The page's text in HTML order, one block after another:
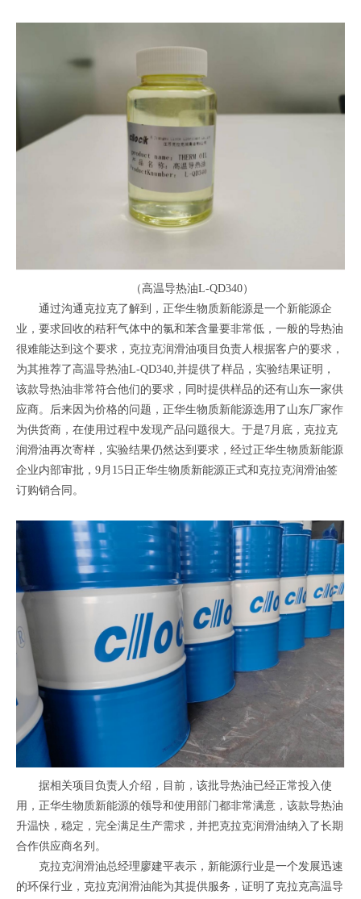
（高温导热油L-QD340）
通过沟通克拉克了解到，正华生物质新能源是一个新能源企
业，要求回收的秸秆气体中的氯和苯含量要非常低，一般的导热油
很难能达到这个要求，克拉克润滑油项目负责人根据客户的要求，
为其推荐了高温导热油L-QD340,并提供了样品，实验结果证明，
该款导热油非常符合他们的要求，同时提供样品的还有山东一家供
应商。后来因为价格的问题，正华生物质新能源选用了山东厂家作
为供货商，在使用过程中发现产品问题很大。于是7月底，克拉克
润滑油再次寄样，实验结果仍然达到要求，经过正华生物质新能源
企业内部审批，9月15日正华生物质新能源正式和克拉克润滑油签
订购销合同。
据相关项目负责人介绍，目前，该批导热油已经正常投入使
用，正华生物质新能源的领导和使用部门都非常满意，该款导热油
升温快，稳定，完全满足生产需求，并把克拉克润滑油纳入了长期
合作供应商名列。
克拉克润滑油总经理廖建平表示，新能源行业是一个发展迅速
的环保行业，克拉克润滑油能为其提供服务，证明了克拉克高温导